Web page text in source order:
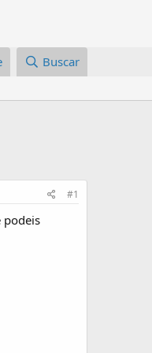
Buscar
#1
podeis